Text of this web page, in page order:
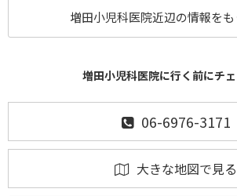
増田小児科医院近辺の情報をも
増田小児科医院に行く前にチェ
06-6976-3171
大きな地図で見る